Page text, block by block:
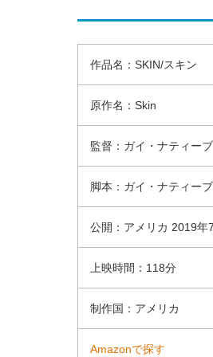
作品名：SKIN/スキン
原作名：Skin
監督：ガイ・ナティーブ
脚本：ガイ・ナティーブ
公開：アメリカ 2019
上映時間：118分
制作国：アメリカ
Amazonで探す